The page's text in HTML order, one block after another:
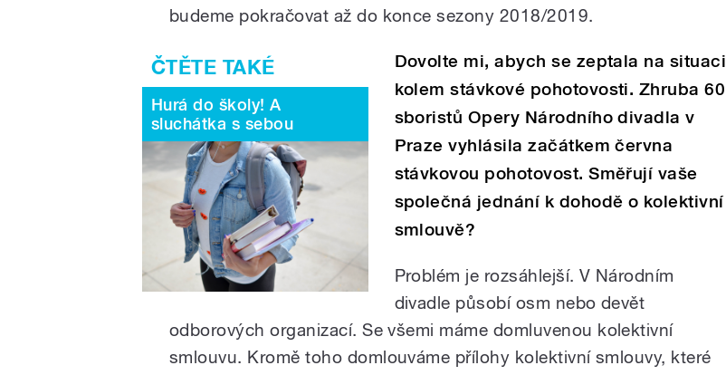
budeme pokračovat až do konce sezony 2018/2019.
Hurá do školy! A
sluchátka s sebou
Dovolte mi, abych se zeptala na situaci
kolem stávkové pohotovosti. Zhruba 60
sboristů Opery Národního divadla v
Praze vyhlásila začátkem června
stávkovou pohotovost. Směřují vaše
společná jednání k dohodě o kolektivní
smlouvě?
Problém je rozsáhlejší. V Národním
divadle působí osm nebo devět
odborových organizací. Se všemi máme domluvenou kolektivní
smlouvu. Kromě toho domlouváme přílohy kolektivní smlouvy, které